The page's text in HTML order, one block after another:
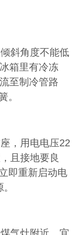
斜角度不能低
箱里有冷冻
至制冷管路
。
，用电电压22
且接地要良
即重新启动电